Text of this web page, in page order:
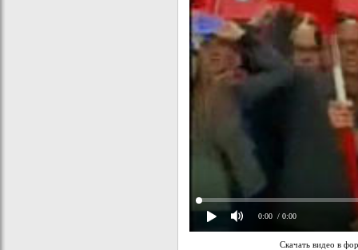
0:00 / 0:00
Скачать видео в